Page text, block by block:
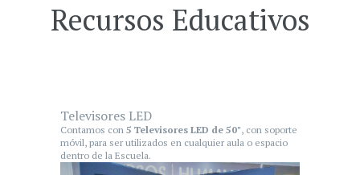
Recursos Educativos
Televisores LED
Contamos con 5 Televisores LED de 50", con soporte
móvil, para ser utilizados en cualquier aula o espacio
dentro de la Escuela.